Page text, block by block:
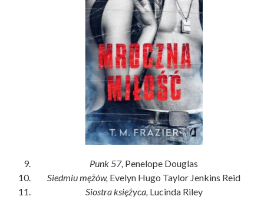
Punk 57, Penelope Douglas
Siedmiu mężów, Evelyn Hugo Taylor Jenkins Reid
Siostra księżyca, Lucinda Riley